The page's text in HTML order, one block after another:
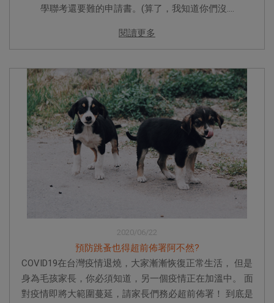
學聯考還要難的申請書。(算了，我知道你們沒....
閱讀更多
2020/06/22
預防跳蚤也得超前佈署阿不然?
COVID19在台灣疫情退燒，大家漸漸恢復正常生活， 但是
身為毛孩家長，你必須知道，另一個疫情正在加溫中。 面
對疫情即將大範圍蔓延，請家長們務必超前佈署！ 到底是